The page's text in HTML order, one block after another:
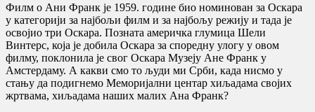
Филм о Ани Франк је 1959. године био номинован за Оскара
у категорији за најбољи филм и за најбољу режију и тада је
освојио три Оскара. Позната америчка глумица Шели
Винтерс, која је добила Оскара за споредну улогу у овом
филму, поклонила је свог Оскара Музеју Ане Франк у
Амстердаму. А какви смо то људи ми Срби, када нисмо у
стању да подигнемо Меморијални центар хиљадама својих
жртвама, хиљадама наших малих Ана Франк?